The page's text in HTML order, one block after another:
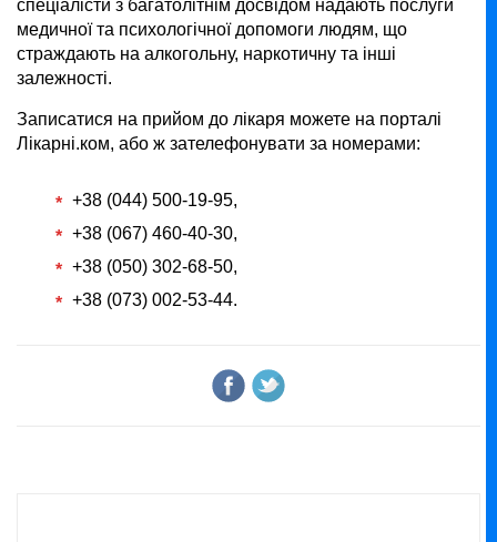
спеціалісти з багатолітнім досвідом надають послуги
медичної та психологічної допомоги людям, що
страждають на алкогольну, наркотичну та інші
залежності.
Записатися на прийом до лікаря можете на порталі
Лікарні.ком, або ж зателефонувати за номерами:
+38 (044) 500-19-95,
+38 (067) 460-40-30,
+38 (050) 302-68-50,
+38 (073) 002-53-44.